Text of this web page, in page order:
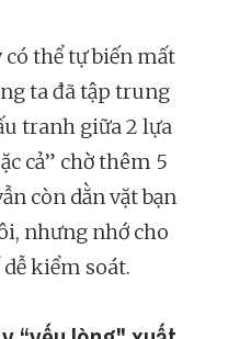
thể tự biến mất
ta đã tập trung
tranh giữa 2 lựa
cả” chờ thêm 5
còn dằn vặt bạn
nhưng nhớ cho
kiểm soát.